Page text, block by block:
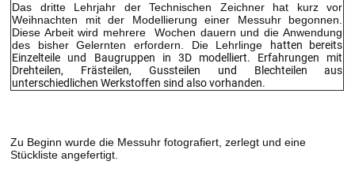
Das dritte Lehrjahr der Technischen Zeichner hat kurz vor
Weihnachten mit der Modellierung einer Messuhr begonnen.
Diese Arbeit wird mehrere Wochen dauern und die Anwendung
des bisher Gelernten erfordern. Die Lehrlinge
hatten bereits
Einzelteile und Baugruppen in 3D modelliert. Erfahrungen mit
Drehteilen, Frästeilen, Gussteilen und Blechteilen aus
unterschiedlichen Werkstoffen sind also vorhanden.
Zu Beginn wurde die Messuhr fotografiert, zerlegt und eine
Stückliste angefertigt.